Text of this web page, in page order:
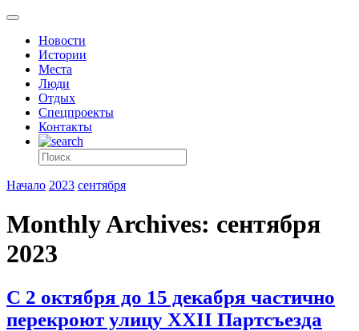
Новости
Истории
Места
Люди
Отдых
Спецпроекты
Контакты
Начало 2023 сентября
Monthly Archives: сентября
2023
С 2 октября до 15 декабря частично
перекроют улицу XXII Партсъезда